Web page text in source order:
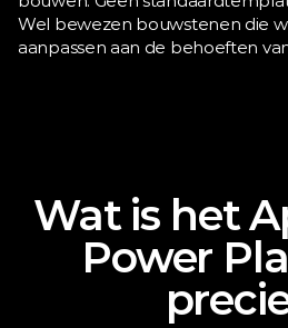
Wel bewezen bouwstenen die
aanpassen aan de behoeften
Wat is het
Power